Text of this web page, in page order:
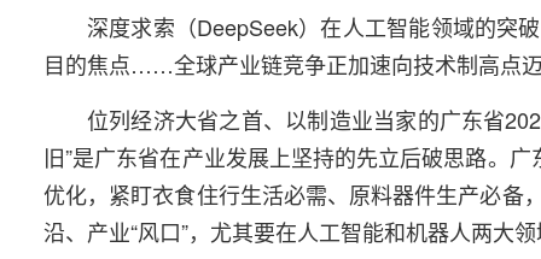
深度求索（DeepSeek）在人工智能领域的突
目的焦点……全球产业链竞争正加速向技术制高点
位列经济大省之首、以制造业当家的广东省
旧”是广东省在产业发展上坚持的先立后破思路。
优化，紧盯衣食住行生活必需、原料器件生产必备
沿、产业“风口”，尤其要在人工智能和机器人两大